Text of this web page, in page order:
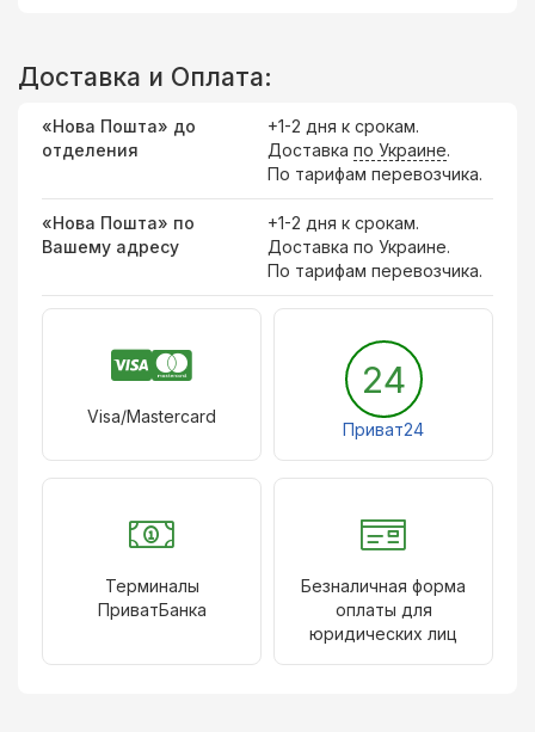
Доставка и Оплата:
«Нова Пошта» до
отделения
+1-2 дня к срокам.
Доставка по Украине.
По тарифам перевозчика.
«Нова Пошта» по
Вашему адресу
+1-2 дня к срокам.
Доставка по Украине.
По тарифам перевозчика.
Visa/Mastercard
24
Приват24
Терминалы
ПриватБанка
Безналичная форма
оплаты для
юридических лиц